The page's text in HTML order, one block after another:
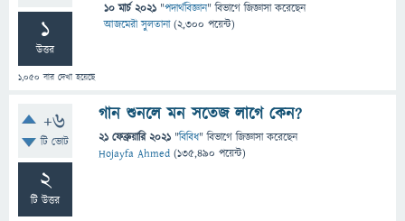
1
উত্তর
1,050 বার দেখা হয়েছে
10 মার্চ 2021 "পদার্থবিজ্ঞান" বিভাগে জিজ্ঞাসাকরেছেন
আজমেরী সুলতানা (2,300 পয়েন্ট)
+6
টি ভোট
2
টি উত্তর
গান শুনলে মন সতেজ লাগে কেন?
21 ফেব্রুয়ারি 2021 "বিবিধ" বিভাগে জিজ্ঞাসাকরেছেন
Hojayfa Ahmed (135,490 পয়েন্ট)